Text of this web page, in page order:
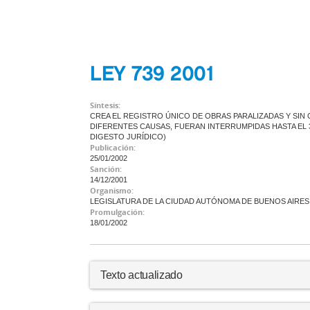
LEY 739 2001
Síntesis:
CREA EL REGISTRO ÚNICO DE OBRAS PARALIZADAS Y
DIFERENTES CAUSAS, FUERAN INTERRUMPIDAS HASTA
DIGESTO JURÍDICO)
Publicación:
25/01/2002
Sanción:
14/12/2001
Organismo:
LEGISLATURA DE LA CIUDAD AUTÓNOMA DE BUENOS AIRES
Promulgación:
18/01/2002
Texto actualizado